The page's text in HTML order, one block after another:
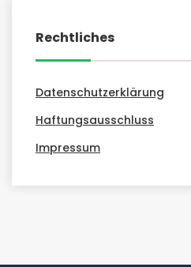
Rechtliches
Datenschutzerklärung
Haftungsausschluss
Impressum